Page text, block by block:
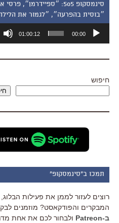
סינמסקופ 505: ״ספיידרמן״,
״בוסית בהפרעה״, ״לגמור את
אודיו
00:00
01:00:12
חיפוש
תמכו ב"סינמסקופ"
רוצים לעזור לממן את פעילות
המבקרים והפודקאסט? מוזמנים
ב-Patreon
ולבחור לכם את אחת